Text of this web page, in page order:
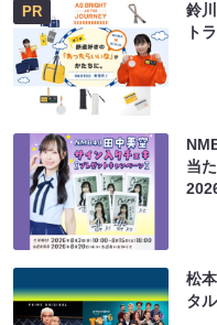
PR
鈴
ト
当
松
タ